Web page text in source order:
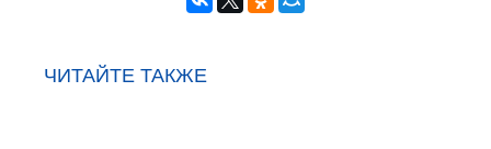
ЧИТАЙТЕ ТАКЖЕ